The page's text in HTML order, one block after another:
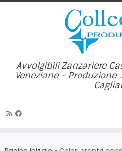
al
Avvolgibili Zanzariere
Veneziane – Produzione